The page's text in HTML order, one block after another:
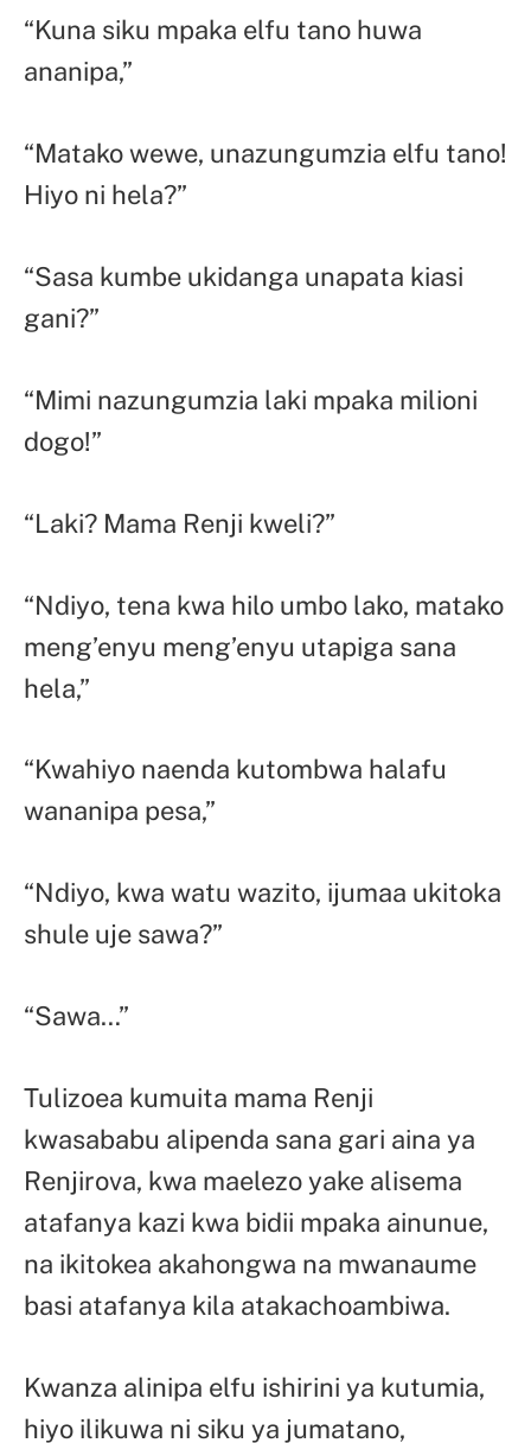
“Kuna siku mpaka elfu tano huwa
ananipa,”
“Matako wewe, unazungumzia elfu tano!
Hiyo ni hela?”
“Sasa kumbe ukidanga unapata kiasi
gani?”
“Mimi nazungumzia laki mpaka milioni
dogo!”
“Laki? Mama Renji kweli?”
“Ndiyo, tena kwa hilo umbo lako, matako
meng’enyu meng’enyu utapiga sana
hela,”
“Kwahiyo naenda kutombwa halafu
wananipa pesa,”
“Ndiyo, kwa watu wazito, ijumaa ukitoka
shule uje sawa?”
“Sawa…”
Tulizoea kumuita mama Renji
kwasababu alipenda sana gari aina ya
Renjirova, kwa maelezo yake alisema
atafanya kazi kwa bidii mpaka ainunue,
na ikitokea akahongwa na mwanaume
basi atafanya kila atakachoambiwa.
Kwanza alinipa elfu ishirini ya kutumia,
hiyo ilikuwa ni siku ya jumatano,